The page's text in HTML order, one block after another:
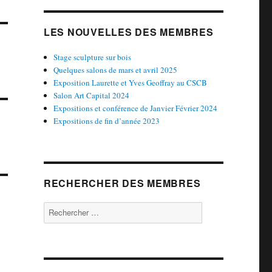
LES NOUVELLES DES MEMBRES
Stage sculpture sur bois
Quelques salons de mars et avril 2025
Exposition Laurette et Yves Geoffray au CSCB
Salon Art Capital 2024
Expositions et conférence de Janvier Février 2024
Expositions de fin d’année 2023
RECHERCHER DES MEMBRES
Rechercher :